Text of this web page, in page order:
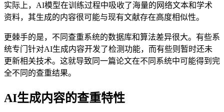
实际上，AI模型在训练过程中吸收了海量的网络文本和学术
资料，其生成的内容很可能与现有文献存在高度相似性。
更棘手的是，不同查重系统的数据库和算法差异很大。有些系
统专门针对AI生成内容开发了检测功能，而有些则暂时还未
更新相关技术。这就导致同一篇论文在不同系统中可能得到完
全不同的查重结果。
AI生成内容的查重特性